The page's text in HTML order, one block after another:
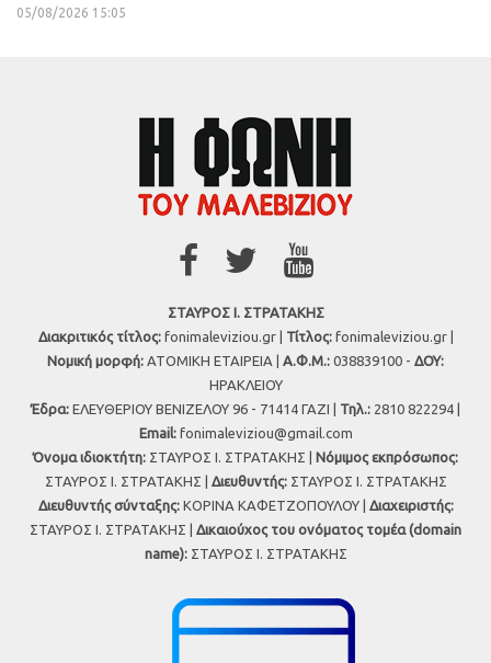
05/08/2026 15:05
ΣΤΑΥΡΟΣ Ι. ΣΤΡΑΤΑΚΗΣ
Διακριτικός τίτλος:fonimaleviziou.gr | Τίτλος:fonimaleviziou.gr |
Νομική μορφή: ΑΤΟΜΙΚΗ ΕΤΑΙΡΕΙΑ | Α.Φ.Μ.: 038839100 - ΔΟΥ:
ΗΡΑΚΛΕΙΟΥ
Έδρα: ΕΛΕΥΘΕΡΙΟΥ ΒΕΝΙΖΕΛΟΥ 96 - 71414 ΓΑΖΙ | Τηλ.: 2810 822294 |
Εmail: fonimaleviziou@gmail.com
Όνομα ιδιοκτήτη: ΣΤΑΥΡΟΣ Ι. ΣΤΡΑΤΑΚΗΣ | Νόμιμος εκπρόσωπος:
ΣΤΑΥΡΟΣ Ι. ΣΤΡΑΤΑΚΗΣ | Διευθυντής:ΣΤΑΥΡΟΣ Ι. ΣΤΡΑΤΑΚΗΣ
Διευθυντής σύνταξης:ΚΟΡΙΝΑ ΚΑΦΕΤΖΟΠΟΥΛΟΥ | Διαχειριστής:
ΣΤΑΥΡΟΣ Ι. ΣΤΡΑΤΑΚΗΣ | Δικαιούχος του ονόματος τομέα (domain
name):ΣΤΑΥΡΟΣ Ι. ΣΤΡΑΤΑΚΗΣ